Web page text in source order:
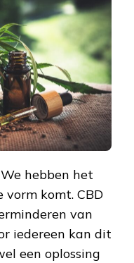
hebben het
vorm komt. CBD
van
iedereen kan dit
een oplossing